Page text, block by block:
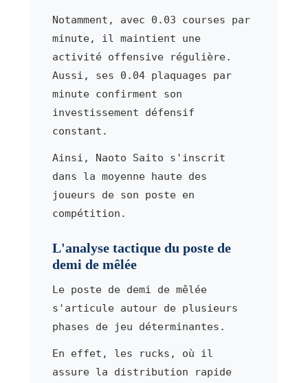
Notamment, avec 0.03 courses par
minute, il maintient une
activité offensive régulière.
Aussi, ses 0.04 plaquages par
minute confirment son
investissement défensif
constant.
Ainsi, Naoto Saito s'inscrit
dans la moyenne haute des
joueurs de son poste en
compétition.
L'analyse tactique du poste de
demi de mêlée
Le poste de demi de mêlée
s'articule autour de plusieurs
phases de jeu déterminantes.
En effet, les rucks, où il
assure la distribution rapide